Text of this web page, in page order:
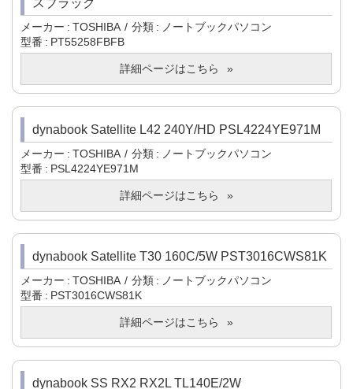
スブラック
メーカー TOSHIBA 分類
ノートブックパソコン
型番
PT55258FBFB
詳細ページはこちら
dynabook Satellite L42 240Y/HD PSL4224YE971M
メーカー TOSHIBA 分類
ノートブックパソコン
型番
PSL4224YE971M
詳細ページはこちら
dynabook Satellite T30 160C/5W PST3016CWS81K
メーカー TOSHIBA 分類
ノートブックパソコン
型番
PST3016CWS81K
詳細ページはこちら
dynabook SS RX2 RX2L TL140E/2W